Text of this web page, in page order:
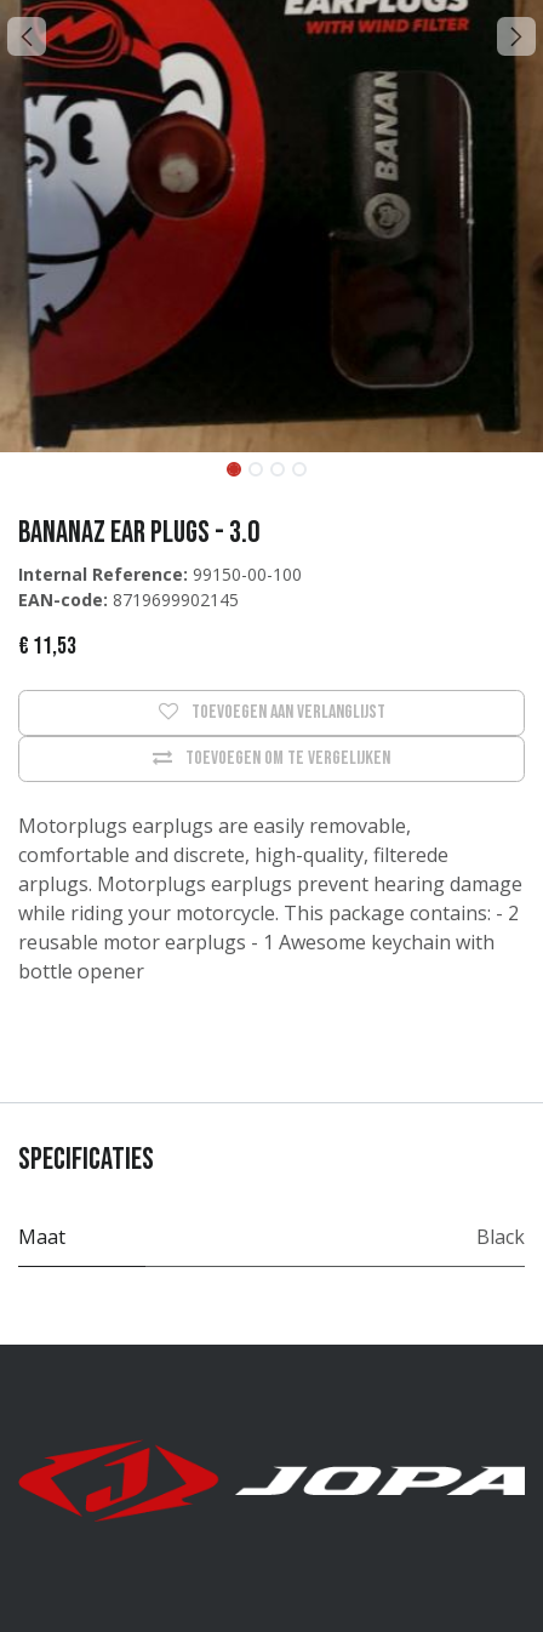
Bananaz Ear plugs - 3.0
Internal Reference: 99150-00-100
EAN-code: 8719699902145
€ 11,53
Toevoegen om te vergelijken
Toevoegen aan verlanglijst
Motorplugs earplugs are easily removable,
comfortable and discrete, high-quality, filterede
arplugs. Motorplugs earplugs prevent hearing damage
while riding your motorcycle. This package contains: - 2
reusable motor earplugs - 1 Awesome keychain with
bottle opener
Specificaties
Maat Black